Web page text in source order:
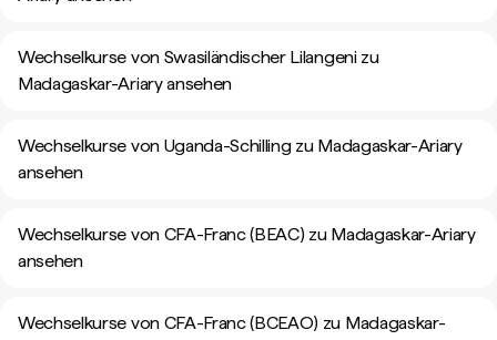
Wechselkurse von Swasiländischer Lilangeni zu
Madagaskar-Ariary ansehen
Wechselkurse von Uganda-Schilling zu Madagaskar-Ariary
ansehen
Wechselkurse von CFA-Franc (BEAC) zu Madagaskar-Ariary
ansehen
Wechselkurse von CFA-Franc (BCEAO) zu Madagaskar-